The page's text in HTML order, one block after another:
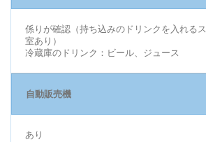
係りが確認（持ち込みのドリンクを入れる
室あり）
冷蔵庫のドリンク：ビール、ジュース
自動販売機
あり